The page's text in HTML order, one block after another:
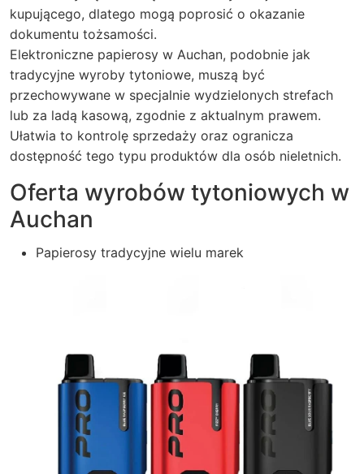
kupującego, dlatego mogą poprosić o okazanie
dokumentu tożsamości.
Elektroniczne papierosy w Auchan, podobnie jak
tradycyjne wyroby tytoniowe, muszą być
przechowywane w specjalnie wydzielonych strefach
lub za ladą kasową, zgodnie z aktualnym prawem.
Ułatwia to kontrolę sprzedaży oraz ogranicza
dostępność tego typu produktów dla osób nieletnich.
Oferta wyrobów tytoniowych w
Auchan
Papierosy tradycyjne wielu marek